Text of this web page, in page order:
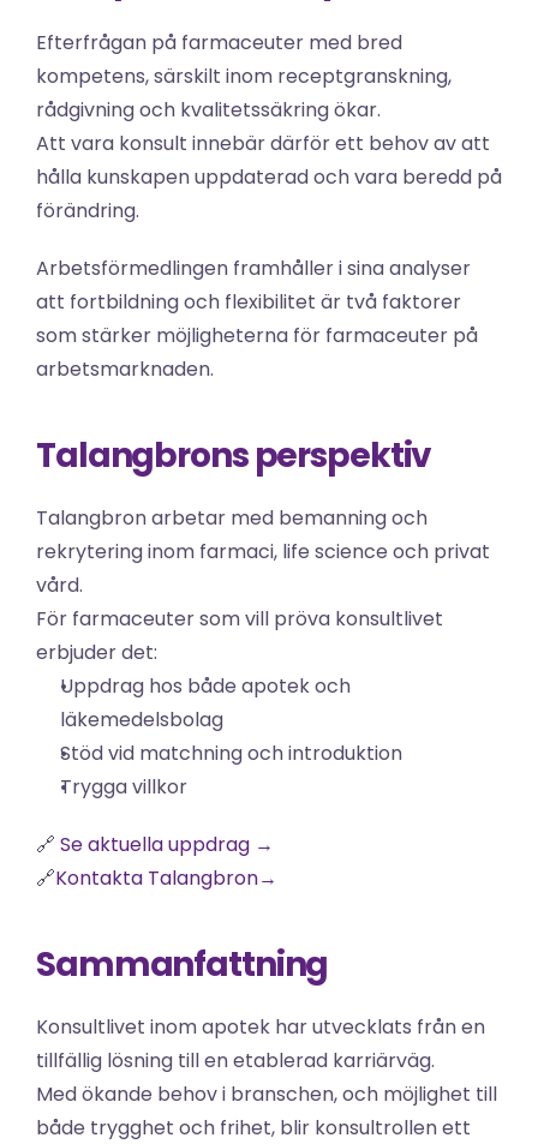
Efterfrågan på farmaceuter med bred
kompetens, särskilt inom receptgranskning,
rådgivning och kvalitetssäkring ökar.
Att vara konsult innebär därför ett behov av att
hålla kunskapen uppdaterad och vara beredd på
förändring.
Arbetsförmedlingen framhåller i sina analyser
att fortbildning och flexibilitet är två faktorer
som stärker möjligheterna för farmaceuter på
arbetsmarknaden.
Talangbrons perspektiv
Talangbron arbetar med bemanning och
rekrytering inom farmaci, life science och privat
vård.
För farmaceuter som vill pröva konsultlivet
erbjuder det:
Uppdrag hos både apotek och
läkemedelsbolag
Stöd vid matchning och introduktion
Trygga villkor
🔗 Se aktuella uppdrag →
🔗Kontakta Talangbron→
Sammanfattning
Konsultlivet inom apotek har utvecklats från en
tillfällig lösning till en etablerad karriärväg.
Med ökande behov i branschen, och möjlighet till
både trygghet och frihet, blir konsultrollen ett